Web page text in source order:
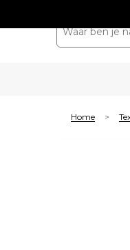
Home >